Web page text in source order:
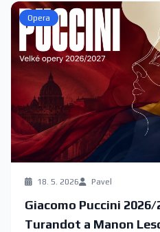
Opera
18. 5. 2026 Pavel
Giacomo Puccini 2026/
Turandot a Manon